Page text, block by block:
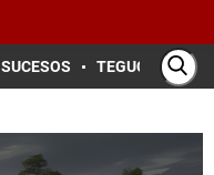
SUCESOS TEGUCIGALPA